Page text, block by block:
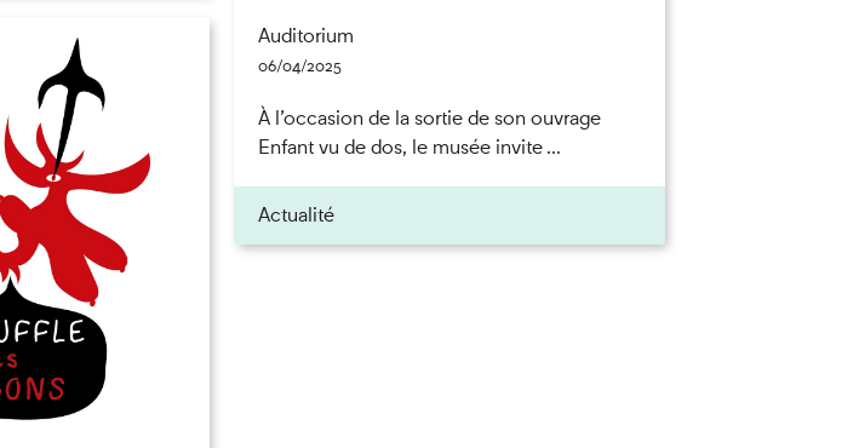
Auditorium
06/04/2025
À l’occasion de la sortie de son ouvrage
Enfant vu de dos, le musée invite ...
Actualité